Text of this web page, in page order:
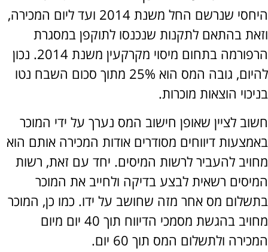
היחסי שנרשם החל משנת 2014 ועד ליום המכירה,
בהתאם לתקנות שנכנסו לתוקפן במסגרת
הרפורמה בתחום מיסוי מקרקעין משנת 2014. נכון
להיום, גובה המס הוא 25% מתוך סכום השבח נטו
הוצאות מוכרות.
לציין שאופן חישוב המס נערך על ידי המוכר
דיווחים מסודרים אודות המכירה אותם הוא
להעביר לרשות המיסים. יחד עם זאת, רשות
רשאית לבצע בדיקה ולחייב את המוכר
מס אחר מזה שחושב על ידו. כמו כן, המוכר
מחויב בהגשת מסמכי הדיווח תוך 40 יום מיום
ולתשלום המס תוך 60 יום.